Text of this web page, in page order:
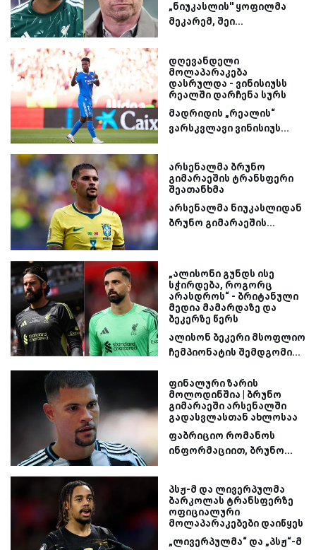
„ნიუკასლის'' ყოფილმა
მეკარემ, შეი...
დღევანდელი
მოლაპარაკება
დასრულდა - ვინისიუსს
რეალში დარჩენა სურს
მადრიდის „რეალის“
ვარსკვლავი ვინისიუს...
არსენალმა ბრუნო
გიმარაეშის ტრანსფერი
შეათანხმა
არსენალმა ნიუკასლიდან
ბრუნო გიმარაეშის...
„ალისონი გუნდს ისე
სჭირდება, როგორც
არასდროს“ - ბრიტანული
მედია მამარდაზე და
ბეკერზე წერს
ალისონ ბეკერი მსოფლიო
ჩემპიონატის შემდგომი...
ფინალური ზარის
მოლოდინშია | ბრუნო
გიმარაეში არსენალში
გადასვლასთან ახლოსაა
ფაბრიციო რომანოს
ინფორმაციით, ბრუნო...
პსჟ-მ და ლივერპულმა
ბარკოლას ტრანსფერზე
ოფიციალური
მოლაპარაკებები დაიწყეს
„ლივერპულმა“ და „პსჟ“-მ